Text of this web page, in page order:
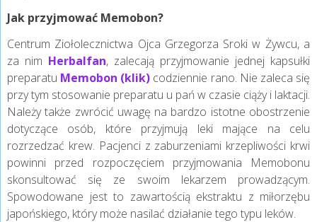
Jak przyjmować Memobon?
Centrum Ziołolecznictwa Ojca Grzegorza Sroki w Żywcu, a
za nim Herbalfan, zalecają przyjmowanie jednej kapsułki
preparatu Memobon (klik) codziennie rano. Nie zaleca się
przy tym stosowanie preparatu u pań w czasie ciąży i laktacji.
Należy także zwrócić uwagę na bardzo istotne obostrzenie
dotyczące osób, które przyjmują leki mające na celu
rozrzedzać krew. Pacjenci z zaburzeniami krzepliwości krwi
powinni przed rozpoczęciem przyjmowania Memobonu
skonsultować się ze swoim lekarzem prowadzącym.
Spowodowane jest to zawartością ekstraktu z miłorzębu
japońskiego, który może nasilać działanie tego typu leków.